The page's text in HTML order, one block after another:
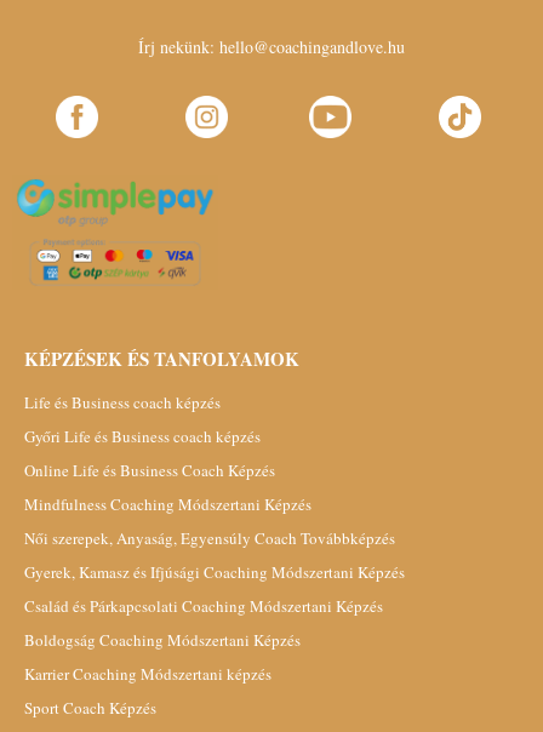
Írj nekünk: hello@coachingandlove.hu
KÉPZÉSEK ÉS TANFOLYAMOK
Life és Business coach képzés
Győri Life és Business coach képzés
Online Life és Business Coach Képzés
Mindfulness Coaching Módszertani Képzés
Női szerepek, Anyaság, Egyensúly Coach Továbbképzés
Gyerek, Kamasz és Ifjúsági Coaching Módszertani Képzés
Család és Párkapcsolati Coaching Módszertani Képzés
Boldogság Coaching Módszertani Képzés
Karrier Coaching Módszertani képzés
Sport Coach Képzés